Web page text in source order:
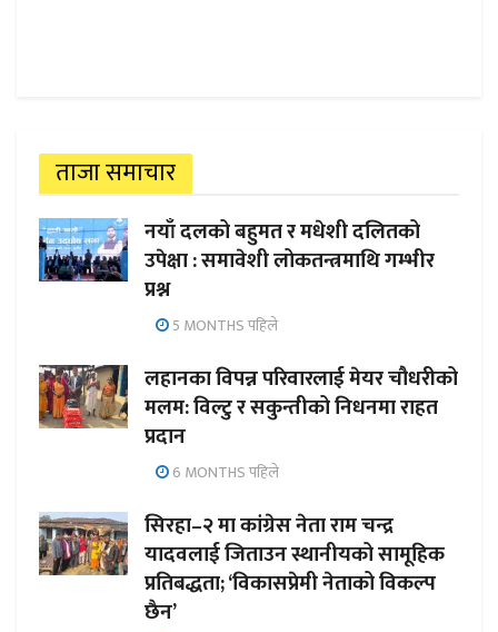
ताजा समाचार
नयाँ दलको बहुमत र मधेशी दलितको
उपेक्षा : समावेशी लोकतन्त्रमाथि गम्भीर
प्रश्न
5 MONTHS पहिले
लहानका विपन्न परिवारलाई मेयर चौधरीको
मलम: विल्टु र सकुन्तीको निधनमा राहत
प्रदान
6 MONTHS पहिले
सिरहा–२ मा कांग्रेस नेता राम चन्द्र
यादवलाई जिताउन स्थानीयको सामूहिक
प्रतिबद्धता; ‘विकासप्रेमी नेताको विकल्प
छैन’